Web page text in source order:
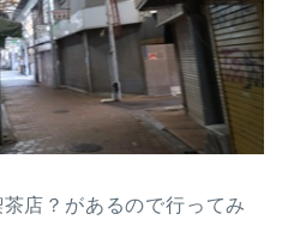
店？があるので行ってみ